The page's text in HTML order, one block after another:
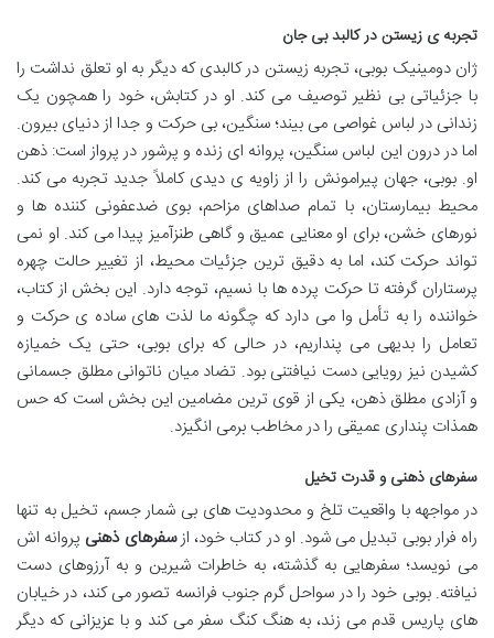
تجربه ی زیستن در کالبد بی جان
ژان دومینیک بوبی، تجربه زیستن در کالبدی که دیگر به او تعلق نداشت را
با جزئیاتی بی نظیر توصیف می کند. او در کتابش، خود را همچون یک
زندانی در لباس غواصی می بیند؛ سنگین، بی حرکت و جدا از دنیای بیرون.
اما در درون این لباس سنگین، پروانه ای زنده و پرشور در پرواز است: ذهن
او. بوبی، جهان پیرامونش را از زاویه ی دیدی کاملاً جدید تجربه می کند.
محیط بیمارستان، با تمام صداهای مزاحم، بوی ضدعفونی کننده ها و
نورهای خشن، برای او معنایی عمیق و گاهی طنزآمیز پیدا می کند. او نمی
تواند حرکت کند، اما به دقیق ترین جزئیات محیط، از تغییر حالت چهره
پرستاران گرفته تا حرکت پرده ها با نسیم، توجه دارد. این بخش از کتاب،
خواننده را به تأمل وا می دارد که چگونه ما لذت های ساده ی حرکت و
تعامل را بدیهی می پنداریم، در حالی که برای بوبی، حتی یک خمیازه
کشیدن نیز رویایی دست نیافتنی بود. تضاد میان ناتوانی مطلق جسمانی
و آزادی مطلق ذهن، یکی از قوی ترین مضامین این بخش است که حس
همذات پنداری عمیقی را در مخاطب برمی انگیزد.
سفرهای ذهنی و قدرت تخیل
در مواجهه با واقعیت تلخ و محدودیت های بی شمار جسم، تخیل به تنها
راه فرار بوبی تبدیل می شود. او در کتاب خود، ازسفرهای ذهنی پروانه اش
می نویسد؛ سفرهایی به گذشته، به خاطرات شیرین و به آرزوهای دست
نیافته. بوبی خود را در سواحل گرم جنوب فرانسه تصور می کند، در خیابان
های پاریس قدم می زند، به هنگ کنگ سفر می کند و با عزیزانی که دیگر